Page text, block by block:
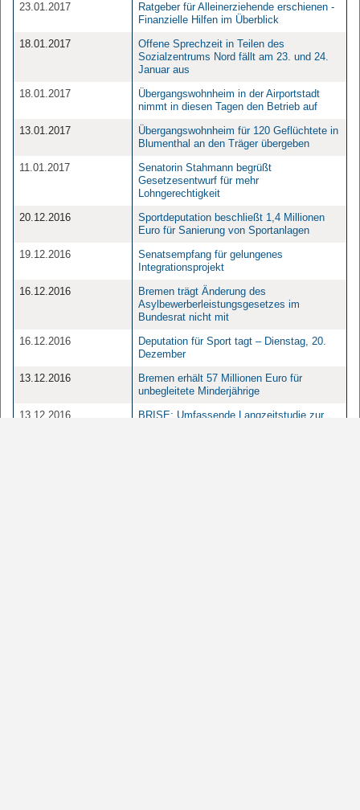
23.01.2017
Ratgeber für Alleinerziehende erschienen -
Finanzielle Hilfen im Überblick
18.01.2017
Offene Sprechzeit in Teilen des
Sozialzentrums Nord fällt am 23. und 24.
Januar aus
18.01.2017
Übergangswohnheim in der Airportstadt
nimmt in diesen Tagen den Betrieb auf
13.01.2017
Übergangswohnheim für 120 Geflüchtete in
Blumenthal an den Träger übergeben
11.01.2017
Senatorin Stahmann begrüßt
Gesetzesentwurf für mehr
Lohngerechtigkeit
20.12.2016
Sportdeputation beschließt 1,4 Millionen
Euro für Sanierung von Sportanlagen
19.12.2016
Senatsempfang für gelungenes
Integrationsprojekt
16.12.2016
Bremen trägt Änderung des
Asylbewerberleistungsgesetzes im
Bundesrat nicht mit
16.12.2016
Deputation für Sport tagt – Dienstag, 20.
Dezember
13.12.2016
Bremen erhält 57 Millionen Euro für
unbegleitete Minderjährige
13.12.2016
BRISE: Umfassende Langzeitstudie zur